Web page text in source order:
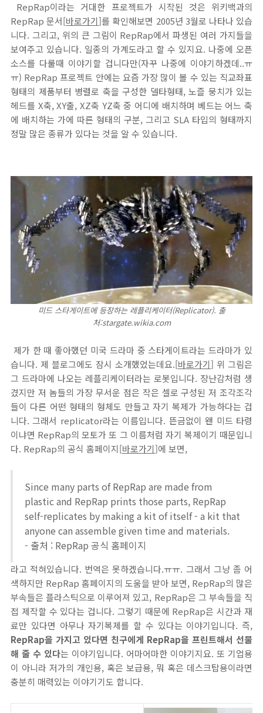
RepRap이라는 거대한 프로젝트가 시작된 것은 위키백과의
RepRap 문서[바로가기]를 확인해보면 2005년 3월로 나타나 있습
니다. 그리고, 위의 큰 그림이 RepRap에서 파생된 여러 가지들을
보여주고 있습니다. 일종의 가계도라고 할 수 있지요. 나중에 오픈
소스를 다룰때 이야기할 겁니다만(자꾸 나중에 이야기하겠데..ㅠ
ㅠ) RepRap 프로젝트 안에는 요즘 가장 많이 볼 수 있는 직교좌표
형태의 제품부터 병렬로 축을 구성한 델타형태, 노즐 뭉치가 있는
헤드를 X축, XY출, XZ축 YZ축 중 어디에 배치하며 베드는 어느 축
에 배치하는 가에 따른 형태의 구분, 그리고 SLA 타입의 형태까지
정말 많은 종류가 있다는 것을 알 수 있습니다.
미드 스타게이트에 등장하는 레플리케이터(Replicator). 출
처:stargate.wikia.com
제가 한 때 좋아했던 미국 드라마 중 스타게이트라는 드라마가 있
습니다. 제 블로그에도 잠시 소개했었는데요.[바로가기] 위 그림은
그 드라마에 나오는 레플리케이터라는 로봇입니다. 장난감처럼 생
겼지만 저 놈들의 가장 무서운 점은 작은 셀로 구성된 저 조각조각
들이 다른 어떤 형태의 형체도 만들고 자기 복제가 가능하다는 겁
니다. 그래서 replicator라는 이름입니다. 뜬금없이 왠 미드 타령
이냐면 RepRap의 모토가 또 그 이름처럼 자기 복제이기 때문입니
다. RepRap의 공식 홈페이지[바로가기]에 보면,
Since many parts of RepRap are made from
plastic and RepRap prints those parts, RepRap
self-replicates by making a kit of itself - a kit that
anyone can assemble given time and materials.
- 출처 : RepRap 공식 홈페이지
라고 적혀있습니다. 번역은 못하겠습니다.ㅠㅠ. 그래서 그냥 좀 어
색하지만 RepRap 홈페이지의 도움을 받아 보면, RepRap의 많은
부속들은 플라스틱으로 이루어져 있고, RepRap은 그 부속들을 직
접 제작할 수 있다는 겁니다. 그렇기 때문에 RepRap은 시간과 재
료만 있다면 아무나 자기복제를 할 수 있다는 이야기입니다. 즉,
RepRap을 가지고 있다면 친구에게 RepRap을 프린트해서 선물
해 줄 수 있다는 이야기입니다. 어마어마한 이야기지요. 또 기업용
이 아니라 저가의 개인용, 혹은 보급용, 뭐 혹은 데스크탑용이라면
충분히 매력있는 이야기기도 합니다.